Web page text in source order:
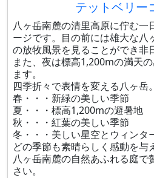
テットベリー
八ヶ岳南麓の清里高原に佇む一
ージです。目の前には雄大な八
の放牧風景を見ることができ非
また、夜は標高1,200mの満天
ます。
四季折々で表情を変える八ヶ岳。
春・・・新緑の美しい季節
夏・・・標高1,200mの避暑地
秋・・・紅葉の美しい季節
冬・・・美しい星空とウィンタ
どの季節も素晴らしく感動を与
八ヶ岳南麓の自然あふれる庭で
さい。